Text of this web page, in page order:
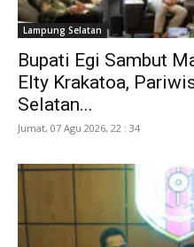
Lampung Selatan
Bupati Egi Sambut
Elty Krakatoa,
Selatan...
Jumat, 07 Agu 2026, 22 : 34